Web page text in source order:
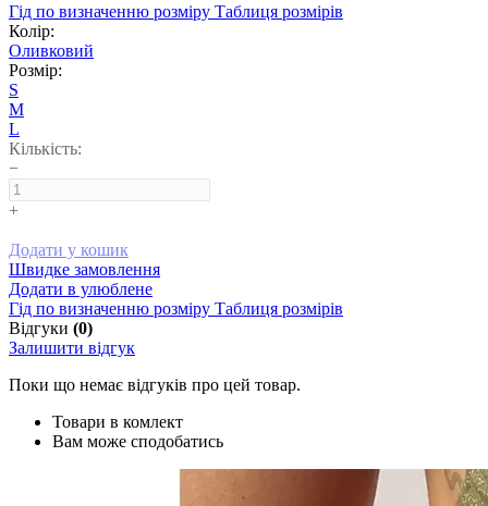
Гід по визначенню розміру Таблиця розмірів
Колір:
Оливковий
Розмір:
S
M
L
Кількість:
−
+
Додати у кошик
Швидке замовлення
Додати в улюблене
Гід по визначенню розміру Таблиця розмірів
Відгуки (0)
Залишити відгук
Поки що немає відгуків про цей товар.
Товари в комлект
Вам може сподобатись